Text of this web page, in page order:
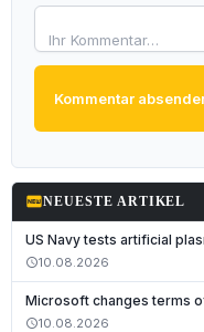
Kommentar
fiber_newNEUESTE ARTIKEL
US Navy tests artificial
schedule10.08.2026
Microsoft changes terms
schedule10.08.2026